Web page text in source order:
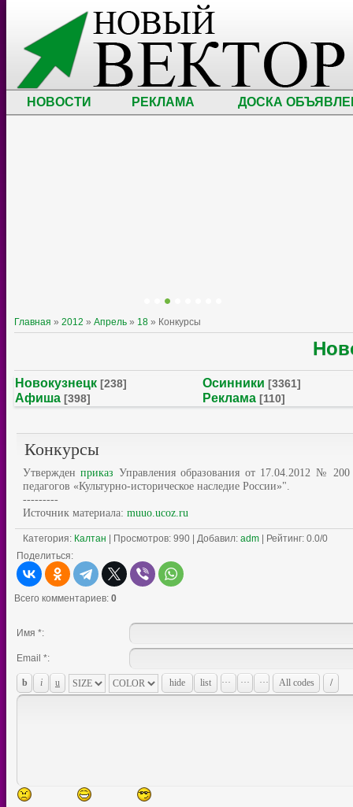
НОВОСТИ РЕКЛАМА ДОСКА
Главная » 2012 » Апрель » 18 » Конкурсы
Новокузнецк [238] Осинники [3361]
Афиша [398] Реклама [110]
Конкурсы
Утвержденприказ Управления образования от 17.04.2012 № 200
педагогов «Культурно-историческое наследие России»".
---------
Источник материала: muuo.ucoz.ru
Категория: Калтан Просмотров: 990 | Добавил: adm Рейтинг: 0.0/0
Поделиться:
Всего комментариев: 0
Имя *:
Email *: